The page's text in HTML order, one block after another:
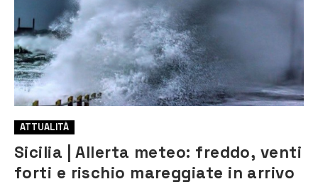
ATTUALITÀ
Sicilia | Allerta meteo: freddo, venti
forti e rischio mareggiate in arrivo